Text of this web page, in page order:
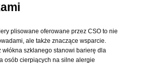
plisowane oferowane przez CSO to nie
ale także znaczące wsparcie.
szklanego stanowi barierę dla
osób cierpiących na silne alergie